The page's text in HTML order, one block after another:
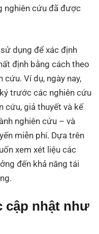
nghiên cứu đã được
dụng để xác định
định bằng cách theo
Ví dụ, ngày nay,
trước các nghiên cứu
cứu, giả thuyết và kế
nghiên cứu – và
miễn phí. Dựa trên
xem xét liệu các
đến khả năng tái
cập nhật như